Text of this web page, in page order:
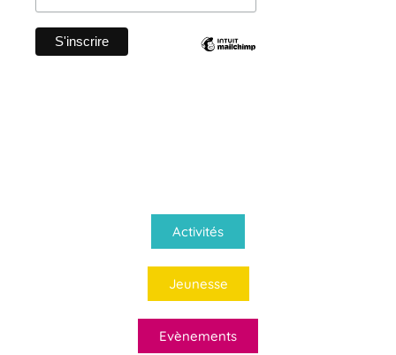
Activités
Jeunesse
Evènements